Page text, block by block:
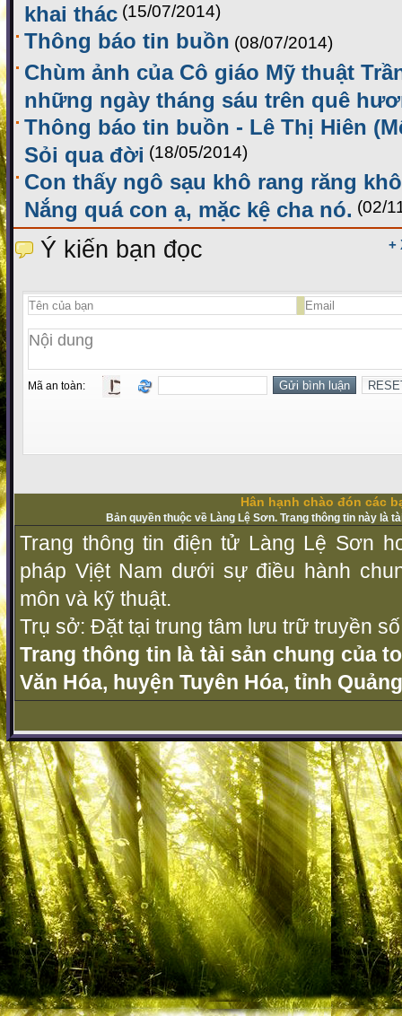
khai thác (15/07/2014)
Thông báo tin buồn (08/07/2014)
Chùm ảnh của Cô giáo Mỹ thuật
những ngày tháng sáu trên quê
Thông báo tin buồn - Lê Thị Hiên
Sỏi qua đời (18/05/2014)
Con thấy ngô sạu khô rang răng
Nắng quá con ạ, mặc kệ cha nó. (02/
+
Ý kiến bạn đọc
Mã an toàn:
Hân hạnh chào đón các
Bản quyền thuộc về Làng Lệ Sơn. Trang thông tin này là
Trang thông tin điện tử Làng Lệ Sơn
pháp Vịệt Nam dưới sự điều hành
môn và kỹ thuật.
Trụ sở: Đặt tại trung tâm lưu trữ truyền
Trang thông tin là tài sản chung của
Văn Hóa, huyện Tuyên Hóa, tỉnh